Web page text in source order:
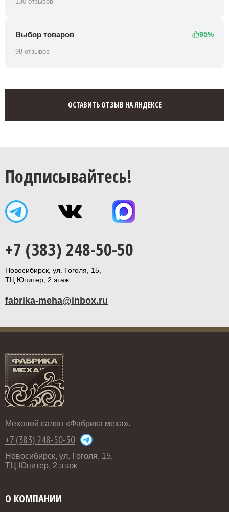
Выбор товаров 95%
98 отзывов
ОСТАВИТЬ ОТЗЫВ НА ЯНДЕКСЕ
Подписывайтесь!
+7 (383) 248-50-50
Новосибирск, ул. Гоголя, 15,
ТЦ Юпитер, 2 этаж
fabrika-meha@inbox.ru
Меховой салон «Фабрика меха».
+7 (383) 248-50-50
Новосибирск, ул. Гоголя, 15,
ТЦ Юпитер, 2 этаж
О КОМПАНИИ